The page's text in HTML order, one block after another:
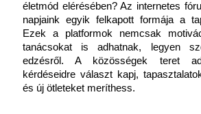
életmód elérésében? Az internetes
napjaink egyik felkapott formája a
Ezek a platformok nemcsak
tanácsokat is adhatnak, legyen
edzésről. A közösségek teret
kérdéseidre választ kapj,
és új ötleteket meríthess.